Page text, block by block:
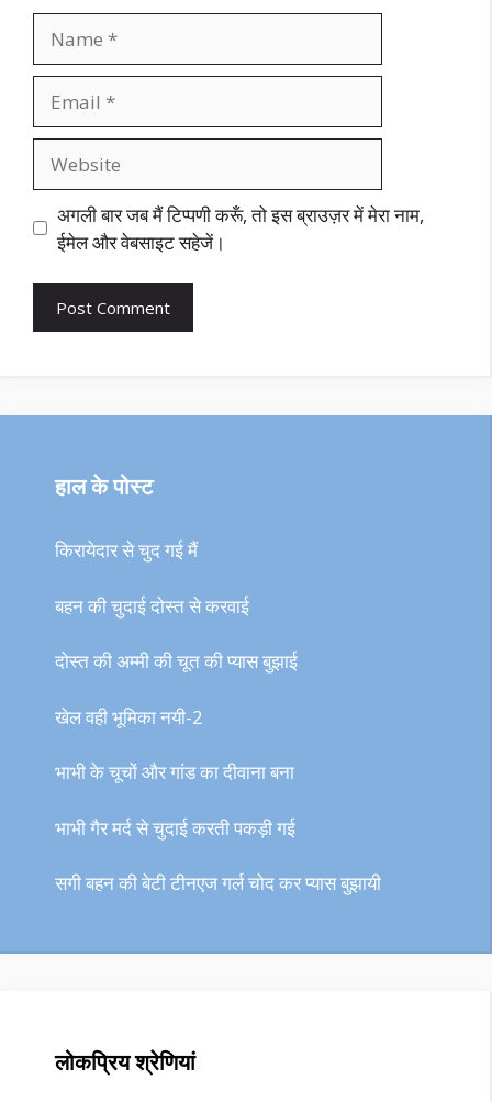
अगली बार जब मैं टिप्पणी करूँ, तो इस ब्राउज़र में मेरा नाम,
ईमेल और वेबसाइट सहेजें।
हाल के पोस्ट
किरायेदार से चुद गई मैं
बहन की चुदाई दोस्त से करवाई
दोस्त की अम्मी की चूत की प्यास बुझाई
खेल वही भूमिका नयी-2
भाभी के चूचों और गांड का दीवाना बना
भाभी गैर मर्द से चुदाई करती पकड़ी गई
सगी बहन की बेटी टीनएज गर्ल चोद कर प्यास बुझायी
लोकप्रिय श्रेणियां